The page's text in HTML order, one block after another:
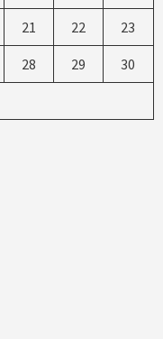
21 22 23
28 29 30